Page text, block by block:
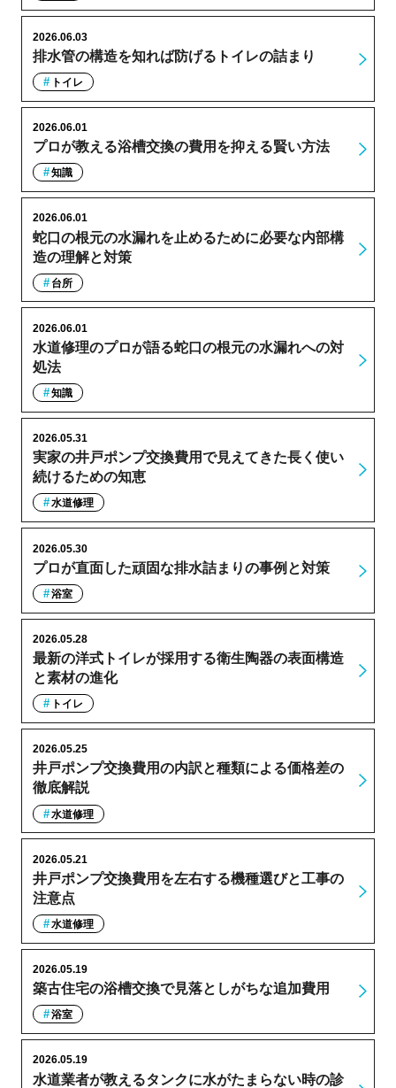
排水管の構造を知れば防げるトイレの詰まり
2026.06.03
トイレ
プロが教える浴槽交換の費用を抑える賢い方法
2026.06.01
知識
蛇口の根元の水漏れを止めるために必要な内部構
造の理解と対策
2026.06.01
台所
水道修理のプロが語る蛇口の根元の水漏れへの対
処法
2026.06.01
知識
実家の井戸ポンプ交換費用で見えてきた長く使い
続けるための知恵
2026.05.31
水道修理
プロが直面した頑固な排水詰まりの事例と対策
2026.05.30
浴室
最新の洋式トイレが採用する衛生陶器の表面構造
と素材の進化
2026.05.28
トイレ
井戸ポンプ交換費用の内訳と種類による価格差の
徹底解説
2026.05.25
水道修理
井戸ポンプ交換費用を左右する機種選びと工事の
注意点
2026.05.21
水道修理
築古住宅の浴槽交換で見落としがちな追加費用
2026.05.19
浴室
水道業者が教えるタンクに水がたまらない時の診
2026.05.19